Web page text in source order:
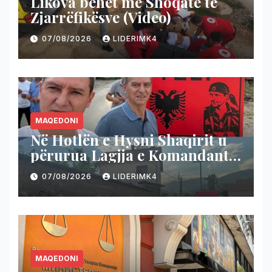
Zjarrëfikësve (Video)
07/08/2026 LIDERIMK4
MAQEDONI
Në Hotlën e Hysni Shaqirit u
përurua Lagjja e Komandant
Teli-t
07/08/2026 LIDERIMK4
MAQEDONI